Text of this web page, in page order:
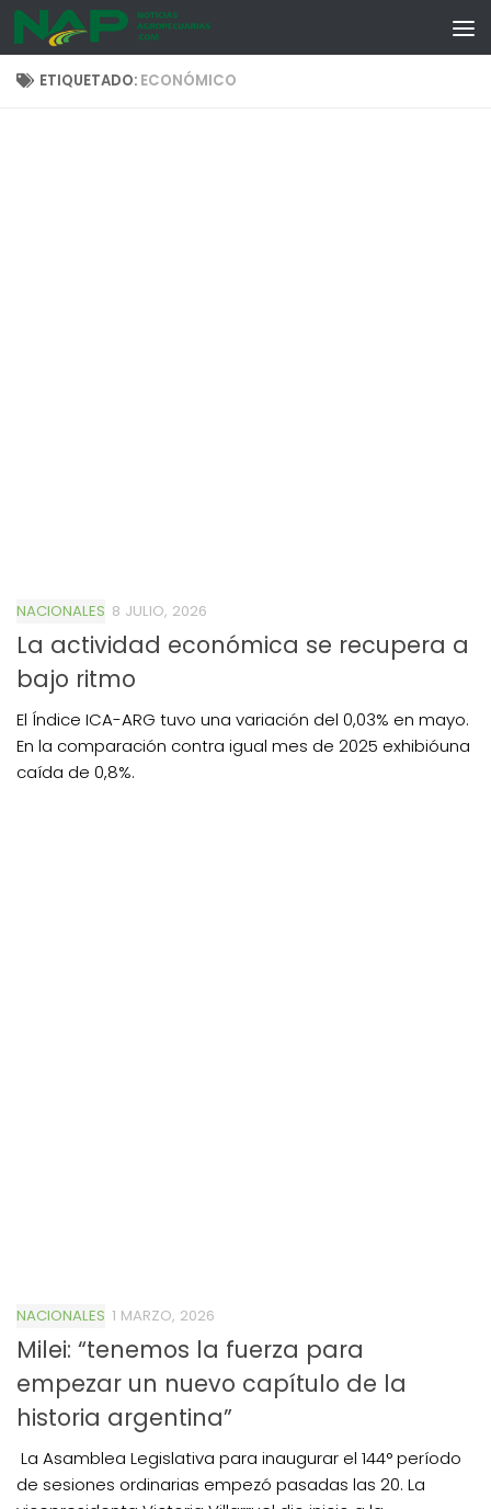
Skip to content
ETIQUETADO: ECONÓMICO
NACIONALES 8 JULIO, 2026
La actividad económica se recupera a
bajo ritmo
El Índice ICA-ARG tuvo una variación del 0,03% en mayo.
En la comparación contra igual mes de 2025 exhibióuna
caída de 0,8%.
NACIONALES 1 MARZO, 2026
Milei: “tenemos la fuerza para
empezar un nuevo capítulo de la
historia argentina”
La Asamblea Legislativa para inaugurar el 144° período
de sesiones ordinarias empezó pasadas las 20. La